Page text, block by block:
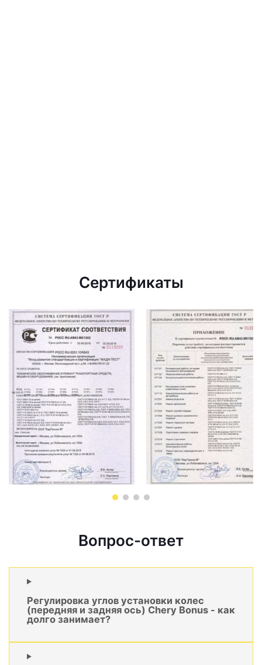
Сертификаты
Вопрос-ответ
Регулировка углов установки колес
(передняя и задняя ось) Chery Bonus - как
долго занимает?